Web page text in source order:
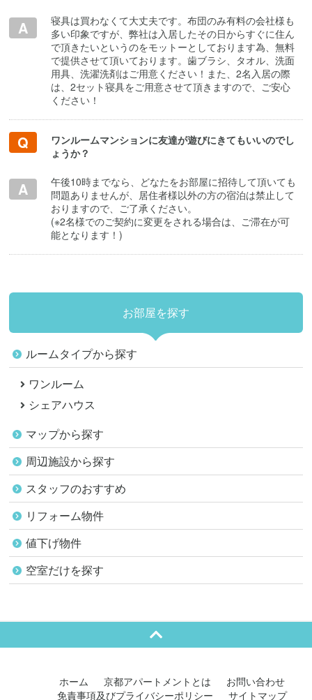
寝具は買わなくて大丈夫です。布団のみ有料の会社様も
多い印象ですが、弊社は入居したその日からすぐに住ん
で頂きたいというのをモットーとしております為、無料
で提供させて頂いております。歯ブラシ、タオル、洗面
用具、洗濯洗剤はご用意ください！また、2名入居の際
は、2セット寝具をご用意させて頂きますので、ご安心
ください！
ワンルームマンションに友達が遊びにきてもいいのでし
ょうか？
午後10時までなら、どなたをお部屋に招待して頂いても
問題ありませんが、居住者様以外の方の宿泊は禁止して
おりますので、ご了承ください。
(※2名様でのご契約に変更をされる場合は、ご滞在が可
能となります！)
お部屋を探す
ルームタイプから探す
ワンルーム
シェアハウス
マップから探す
周辺施設から探す
スタッフのおすすめ
リフォーム物件
値下げ物件
空室だけを探す
ホーム 京都アパートメントとは
お問い合わせ
免責事項及びプライバシーポリシー
サイトマップ